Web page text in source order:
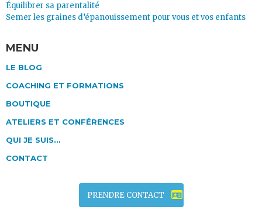
Équilibrer sa parentalité
Semer les graines d’épanouissement pour vous et vos enfants
MENU
LE BLOG
COACHING ET FORMATIONS
BOUTIQUE
ATELIERS ET CONFÉRENCES
QUI JE SUIS…
CONTACT
PRENDRE CONTACT